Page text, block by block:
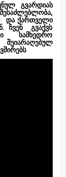
გვარდიას
და ქართველი
ჩვენ გვაქვს
სამხედრო